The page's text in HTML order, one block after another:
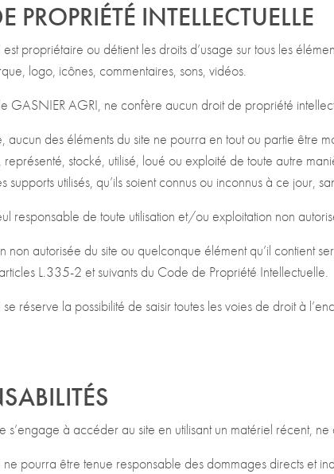
PROPRIÉTÉ INTELLECTUELLE
propriétaire ou détient les droits d’usage sur tous les
logo, icônes, commentaires, sons, vidéos.
GASNIER AGRI, ne confère aucun droit de propriété
aucun des éléments du site ne pourra en tout ou partie être
représenté, stocké, utilisé, loué ou exploité de toute autre
supports utilisés, qu’ils soient connus ou inconnus à ce jour,
responsable de toute utilisation et/ou exploitation non
non autorisée du site ou quelconque élément qu’il contient
L.335-2 et suivants du Code de Propriété Intellectuelle.
réserve la possibilité de saisir toutes les voies de droit à
s’engage à accéder au site en utilisant un matériel récent,
pourra être tenue responsable des dommages directs et